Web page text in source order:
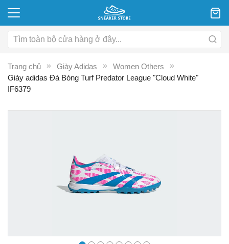
Trang chủ Giày Adidas
Women Others
Giày adidas Đá Bóng Turf Predator League "Cloud White"
IF6379